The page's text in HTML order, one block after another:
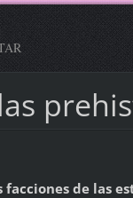
facciones de las